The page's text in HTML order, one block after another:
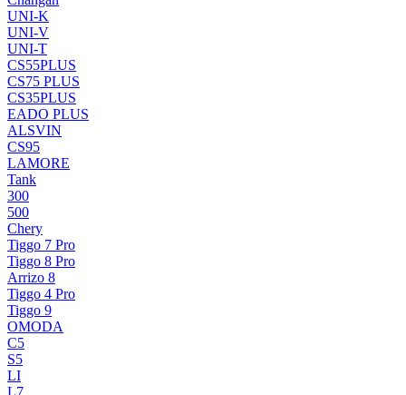
UNI-K
UNI-V
UNI-T
CS55PLUS
CS75 PLUS
CS35PLUS
EADO PLUS
ALSVIN
CS95
LAMORE
Tank
300
500
Chery
Tiggo 7 Pro
Tiggo 8 Pro
Arrizo 8
Tiggo 4 Pro
Tiggo 9
OMODA
C5
S5
LI
L7